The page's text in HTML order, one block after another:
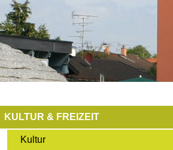
KULTUR & FREIZEIT
Kultur